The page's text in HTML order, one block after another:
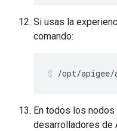
Si usas la
comando:
/opt/
En todos los
desarrolladores de